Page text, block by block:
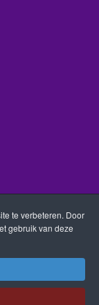
te verbeteren. Door
gebruik van deze